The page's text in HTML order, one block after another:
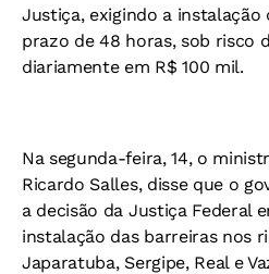
Justiça, exigindo a
prazo de 48 horas, sob risco
diariamente em R$ 100 mil.
Na segunda-feira, 14, o
Ricardo Salles, disse que o
a decisão da Justiça Federal
instalação das barreiras nos
Japaratuba, Sergipe, Real e